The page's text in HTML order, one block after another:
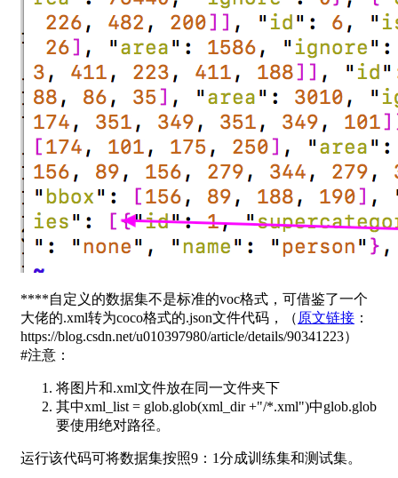
****自定义的数据集不是标准的voc格式，可借鉴了一个
大佬的.xml转为coco格式的.json文件代码，（ 原文链接 ：
https://blog.csdn.net/u010397980/article/details/90341223）
#注意：
将图片和.xml文件放在同一文件夹下
其中xml_list = glob.glob(xml_dir +"/*.xml")中glob.glob
要使用绝对路径。
运行该代码可将数据集按照9：1分成训练集和测试集。